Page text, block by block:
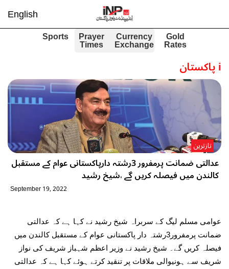
English
Gold
Rates
Currency
Exchange
Prayer
Times
Sports
iپاکستان
عدالتی ضمانت پرمفرور 3رشتہ دارپاکستانی عوام کے مستقبل
کالندن میں فیصلہ کریں گے ،شیخ رشید
تازترین
September 19, 2022
عوامی مسلم لیگ کے سربراہ شیخ رشید نے کہا ہے کہ عدالتی
ضمانت پرمفرور3رشتہ دار پاکستانی عوام کے مستقبل کالندن میں
فیصلہ کریں گے۔ شیخ رشید نے وزیر اعظم شہباز شریف کی نواز
شریف سے ہونیوالی ملاقات پر تنقید کرتے ہوئے کہا ہے کہ عدالتی